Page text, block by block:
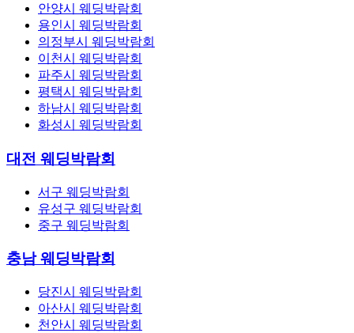
안양시 웨딩박람회
용인시 웨딩박람회
의정부시 웨딩박람회
이천시 웨딩박람회
파주시 웨딩박람회
평택시 웨딩박람회
하남시 웨딩박람회
화성시 웨딩박람회
대전 웨딩박람회
서구 웨딩박람회
유성구 웨딩박람회
중구 웨딩박람회
충남 웨딩박람회
당진시 웨딩박람회
아산시 웨딩박람회
천안시 웨딩박람회